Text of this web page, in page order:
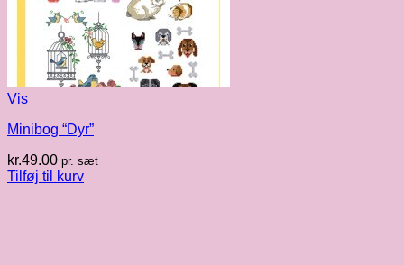
Vis
Minibog “Dyr”
kr.49.00 pr. sæt
Tilføj til kurv